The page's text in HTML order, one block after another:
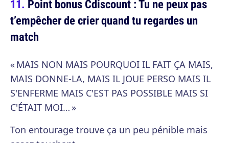
Point bonus Cdiscount : Tu ne peux pas
t’empêcher de crier quand tu regardes un
match
« MAIS NON MAIS POURQUOI IL FAIT ÇA MAIS,
MAIS DONNE-LA, MAIS IL JOUE PERSO MAIS IL
S'ENFERME MAIS C'EST PAS POSSIBLE MAIS SI
C'ÉTAIT MOI… »
Ton entourage trouve ça un peu pénible mais